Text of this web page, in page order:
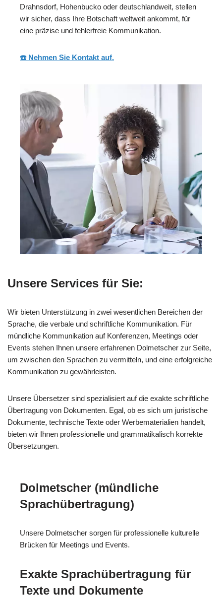
Drahnsdorf, Hohenbucko oder deutschlandweit, stellen
wir sicher, dass Ihre Botschaft weltweit ankommt, für
eine präzise und fehlerfreie Kommunikation.
☎️ Nehmen Sie Kontakt auf.
Unsere Services für Sie:
Wir bieten Unterstützung in zwei wesentlichen Bereichen der
Sprache, die verbale und schriftliche Kommunikation. Für
mündliche Kommunikation auf Konferenzen, Meetings oder
Events stehen Ihnen unsere erfahrenen Dolmetscher zur Seite,
um zwischen den Sprachen zu vermitteln, und eine erfolgreiche
Kommunikation zu gewährleisten.
Unsere Übersetzer sind spezialisiert auf die exakte schriftliche
Übertragung von Dokumenten. Egal, ob es sich um juristische
Dokumente, technische Texte oder Werbematerialien handelt,
bieten wir Ihnen professionelle und grammatikalisch korrekte
Übersetzungen.
Dolmetscher (mündliche
Sprachübertragung)
Unsere Dolmetscher sorgen für professionelle kulturelle
Brücken für Meetings und Events.
Exakte Sprachübertragung für
Texte und Dokumente